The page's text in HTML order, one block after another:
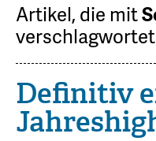
Artikel, die mit
Definitiv